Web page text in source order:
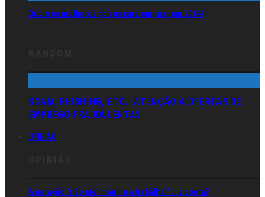
Quais os melhores países para emigrar em 2014?
SCAM, PHISHING, ETC… ATENÇÃO A OFERTAS DE
EMPREGO FRAUDULENTAS
OPINIÃO
A geração “não me imagino a trabalhar”… e agora?